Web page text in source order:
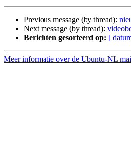
Previous message (by thread):
Next message (by thread):
Berichten gesorteerd op: [
Meer informatie over de Ubuntu-NL